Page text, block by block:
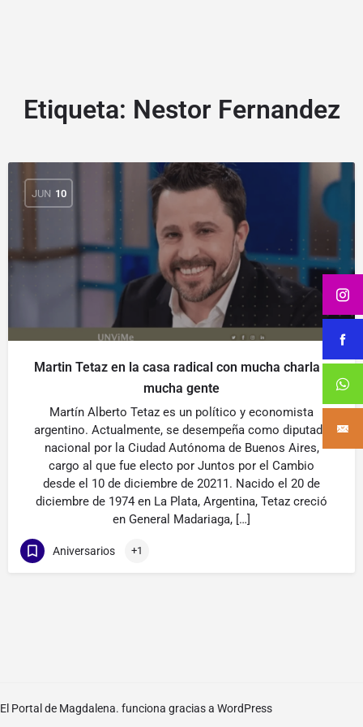
Etiqueta: Nestor Fernandez
JUN 10
Martin Tetaz en la casa radical con mucha charla y
mucha gente
Martín Alberto Tetaz es un político y economista
argentino. Actualmente, se desempeña como diputado
nacional por la Ciudad Autónoma de Buenos Aires,
cargo al que fue electo por Juntos por el Cambio
desde el 10 de diciembre de 20211. Nacido el 20 de
diciembre de 1974 en La Plata, Argentina, Tetaz creció
en General Madariaga, […]
Aniversarios +1
El Portal de Magdalena. funciona gracias a WordPress